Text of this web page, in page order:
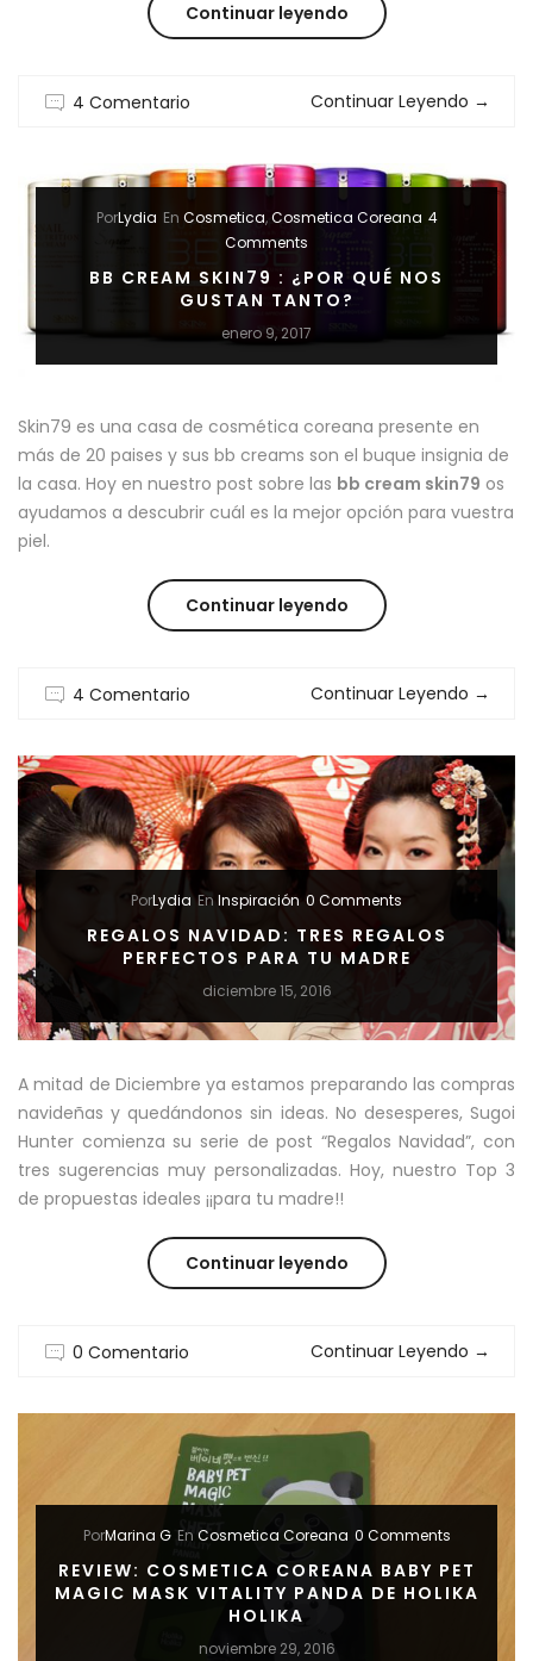
Continuar leyendo“MAQUILLAJE
GEISHA:
4 Comentario Continuar Leyendo →
PorLydia En Cosmetica,Cosmetica Coreana 4
Comments
BB CREAM SKIN79 : ¿POR QUÉ NOS
GUSTAN TANTO?
enero 9, 2017
Skin79 es una casa de cosmética coreana presente en
más de 20 paises y sus bb creams son el buque insignia de
la casa. Hoy en nuestro post sobre las bb cream skin79 os
ayudamos a descubrir cuál es la mejor opción para vuestra
piel.
Continuar leyendo“BB
skin79
¿Por
qué
nos
gustan
4 Comentario Continuar Leyendo →
PorLydia En Inspiración 0 Comments
REGALOS NAVIDAD: TRES REGALOS
PERFECTOS PARA TU MADRE
diciembre 15, 2016
A mitad de Diciembre ya estamos preparando las compras
navideñas y quedándonos sin ideas. No desesperes, Sugoi
Hunter comienza su serie de post “Regalos Navidad”, con
tres sugerencias muy personalizadas. Hoy, nuestro Top 3
de propuestas ideales ¡¡para tu madre!!
Continuar leyendo“REGALOS
TRES
PERFECTOS
PARA
TU
MADRE”
0 Comentario Continuar Leyendo →
PorMarina G En Cosmetica Coreana 0 Comments
REVIEW: COSMETICA COREANA BABY PET
MAGIC MASK VITALITY PANDA DE HOLIKA
HOLIKA
noviembre 29, 2016